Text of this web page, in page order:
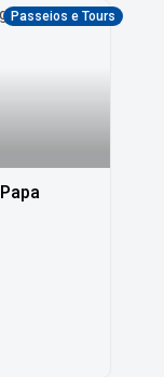
Passeios e Tours